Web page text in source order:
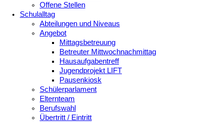
Offene Stellen
Schulalltag
Abteilungen und Niveaus
Angebot
Mittagsbetreuung
Betreuter Mittwochnachmittag
Hausaufgabentreff
Jugendprojekt LIFT
Pausenkiosk
Schülerparlament
Elternteam
Berufswahl
Übertritt / Eintritt